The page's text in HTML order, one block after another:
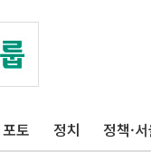
포토 정치 정책·